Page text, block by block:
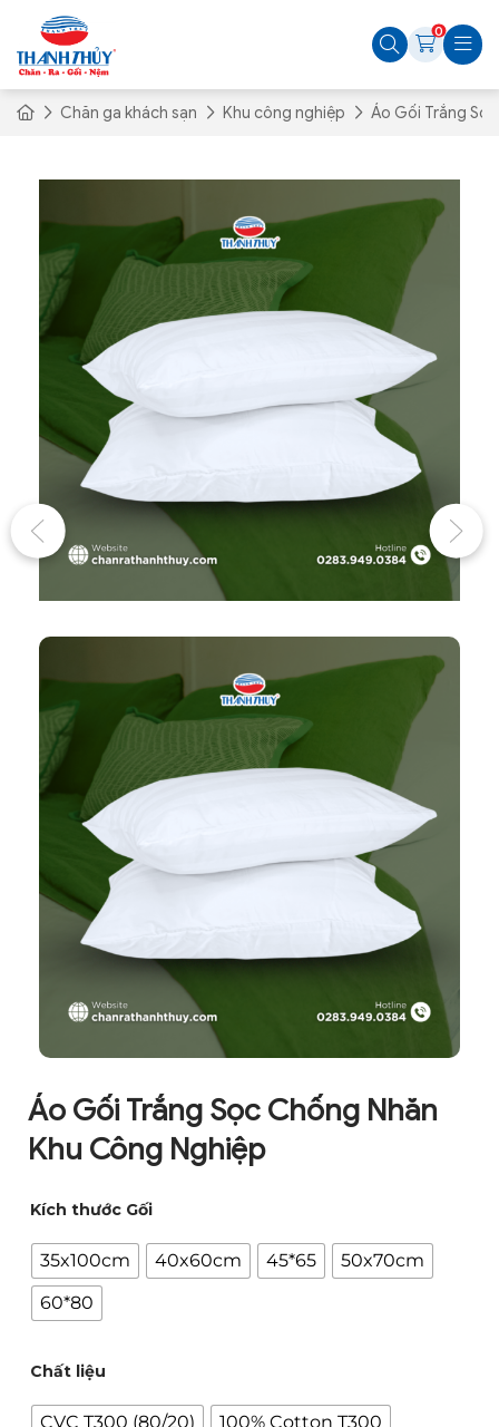
0
Chăn ga khách sạn Khu công nghiệp Áo Gối Trắng
Áo Gối Trắng Sọc Chống Nhăn
Khu Công Nghiệp
Kích thước Gối
35x100cm 40x60cm 45*65
50x70cm
60*80
Chất liệu
CVC T300 (80/20)
100% Cotton T300